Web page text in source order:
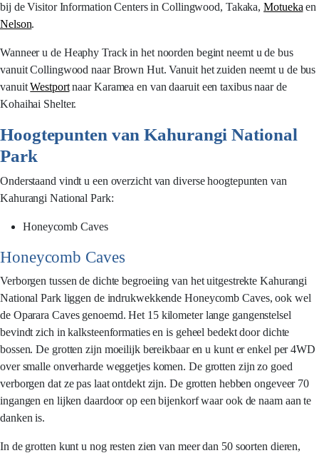
bij de Visitor Information Centers in Collingwood, Takaka,Motueka en
Nelson.
Wanneer u de Heaphy Track in het noorden begint neemt u de bus
vanuit Collingwood naar Brown Hut. Vanuit het zuiden neemt u de bus
vanuitWestportnaar Karamea en van daaruit een taxibus naar de
Kohaihai Shelter.
Hoogtepunten van Kahurangi National
Park
Onderstaand vindt u een overzicht van diverse hoogtepunten van
Kahurangi National Park:
Honeycomb Caves
Honeycomb Caves
Verborgen tussen de dichte begroeiing van het uitgestrekte Kahurangi
National Park liggen de indrukwekkende Honeycomb Caves, ook wel
de Oparara Caves genoemd. Het 15 kilometer lange gangenstelsel
bevindt zich in kalksteenformaties en is geheel bedekt door dichte
bossen. De grotten zijn moeilijk bereikbaar en u kunt er enkel per 4WD
over smalle onverharde weggetjes komen. De grotten zijn zo goed
verborgen dat ze pas laat ontdekt zijn. De grotten hebben ongeveer 70
ingangen en lijken daardoor op een bijenkorf waar ook de naam aan te
danken is.
In de grotten kunt u nog resten zien van meer dan 50 soorten dieren,